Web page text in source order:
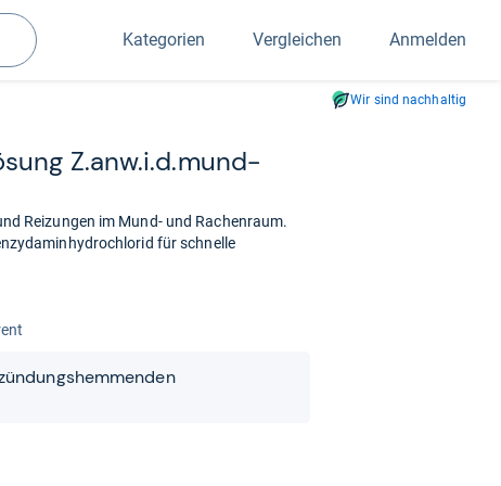
Suchen
Kategorien Vergleichen Anmelden
Wir sind nachhaltig
Z.anw.i.d.mund­
Reizungen im Mund- und Rachenraum.
für schnelle